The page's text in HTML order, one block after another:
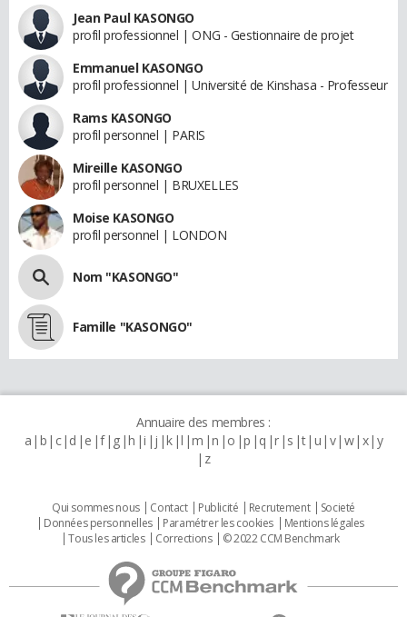
Jean Paul KASONGO
profil professionnel | ONG - Gestionnaire de projet
Emmanuel KASONGO
profil professionnel | Université de Kinshasa - Professeur
Rams KASONGO
profil personnel | PARIS
Mireille KASONGO
profil personnel | BRUXELLES
Moise KASONGO
profil personnel | LONDON
Nom "KASONGO"
Famille "KASONGO"
Annuaire des membres :
a b c d e f g h i j k l m n o p q r s t u v w x y
z
Qui sommes nous Contact Publicité Recrutement
Societé
Données personnelles
Paramétrer les cookies
Mentions légales
Tous les articles
Corrections © 2022 CCM Benchmark